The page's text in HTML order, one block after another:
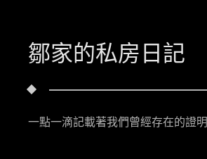
鄒家的私房日記
一點一滴記載著我們曾經存在的證明